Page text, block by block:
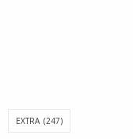
EXTRA (247)